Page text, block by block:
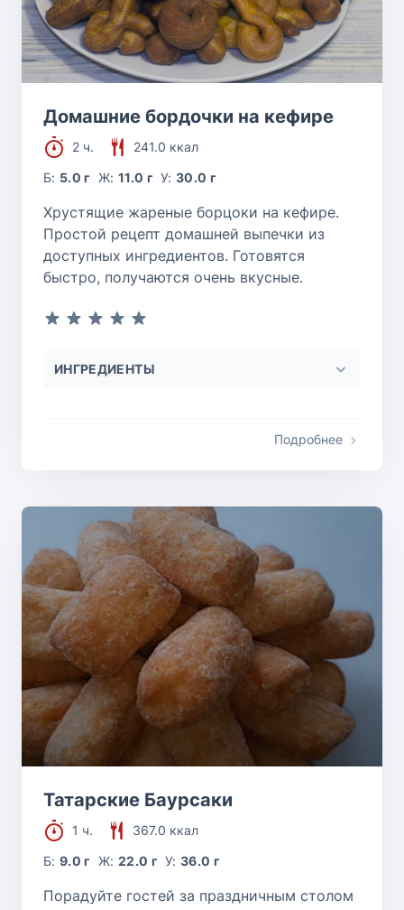
Домашние бордочки на кефире
2 ч.
241.0 ккал
Б: 5.0 г Ж: 11.0 г У:30.0 г
Хрустящие жареные борцоки на кефире.
Простой рецепт домашней выпечки из
доступных ингредиентов. Готовятся
быстро, получаются очень вкусные.
ИНГРЕДИЕНТЫ
Подробнее
Татарские Баурсаки
1 ч.
367.0 ккал
Б:9.0 г Ж: 22.0 г У:36.0 г
Порадуйте гостей за праздничным столом